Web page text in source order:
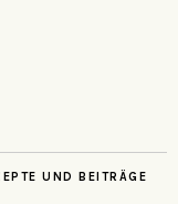
UND BEITRÄGE